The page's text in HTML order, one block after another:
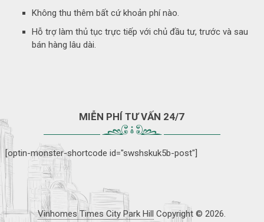
Không thu thêm bất cứ khoản phí nào.
Hỗ trợ làm thủ tục trực tiếp với chủ đầu tư, trước và sau
bán hàng lâu dài.
MIỄN PHÍ TƯ VẤN 24/7
[optin-monster-shortcode id="swshskuk5b-post"]
Vinhomes Times City Park Hill Copyright © 2026.